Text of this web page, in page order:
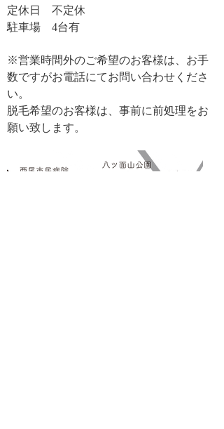
​定休日 不定休
​駐車場 4台有
※営業時間外のご希望のお客様は、お手
数ですがお電話にてお問い合わせくださ
い。
脱毛希望のお客様は、事前に前処理をお
願い致します。